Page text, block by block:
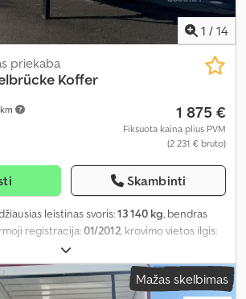
1 / 14
priekaba
Koffer
1 875 €
Fiksuota kaina plius PVM
(2 231 € bruto)
Skambinti
leistinas svoris:13 140 kg, bendras
registracija:01/2012, krovimo vietos ilgis:
skyriaus plotis:
erdvės tūris:45 m³, bendras plotis:
aukštis:2 750 mm, Gamybos metai: 2012,
Mažas skelbimas